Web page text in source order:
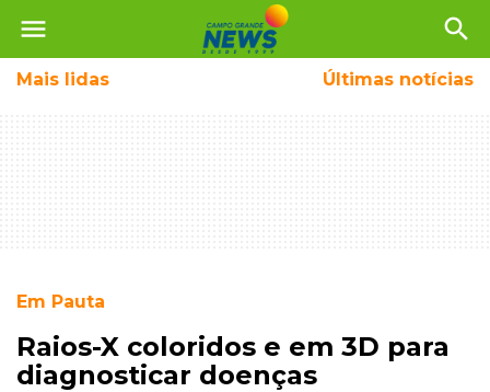
menu search
Mais lidas Últimas notícias
Em Pauta
Raios-X coloridos e em 3D para
diagnosticar doenças